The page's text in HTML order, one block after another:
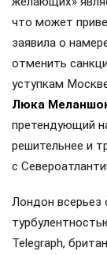
что может
заявила о
отменить
уступкам
Люка
претендующий
решительнее и
с
Лондон всерьез
Telegraph,